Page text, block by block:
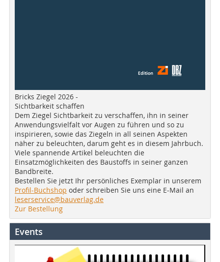
Bricks Ziegel 2026 -
Sichtbarkeit schaffen
Dem Ziegel Sichtbarkeit zu verschaffen, ihn in seiner
Anwendungsvielfalt vor Augen zu führen und so zu
inspirieren, sowie das Ziegeln in all seinen Aspekten
näher zu beleuchten, darum geht es in diesem Jahrbuch.
Viele spannende Artikel beleuchten die
Einsatzmöglichkeiten des Baustoffs in seiner ganzen
Bandbreite.
Bestellen Sie jetzt Ihr persönliches Exemplar in unserem
Profil-Buchshop oder schreiben Sie uns eine E-Mail an
leserservice@bauverlag.de
Zur Bestellung
Events